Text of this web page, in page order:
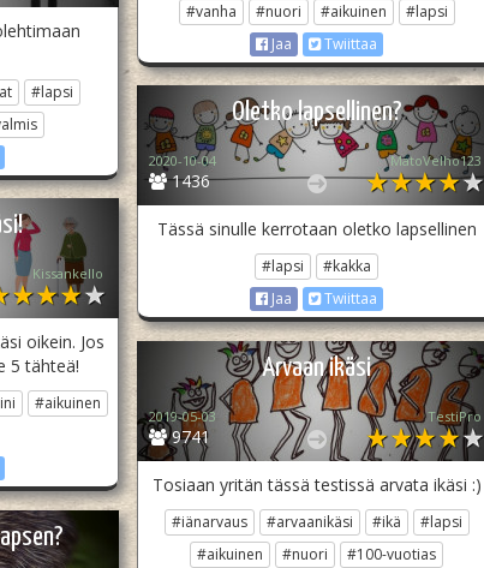
#vanha #nuori #aikuinen
#lapsi
Jaa
Twiittaa
#lapsi
Oletko lapsellinen?
1436
2020-10-04 MatoVelho123
Tässä sinulle kerrotaan oletko lapsellinen
#lapsi
#kakka
Jaa
Twiittaa
Kissankello
oikein. Jos
5 tähteä!
#aikuinen
Arvaan ikäsi
9741
2019-05-03 TestiPro
Tosiaan yritän tässä testissä arvata ikäsi :)
#iänarvaus #arvaanikäsi #ikä
#lapsi
#aikuinen
#nuori #100-vuotias